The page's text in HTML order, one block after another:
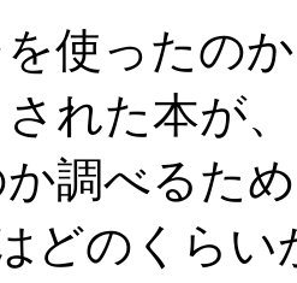
使ったの
れた本が
調べるた
どのくら